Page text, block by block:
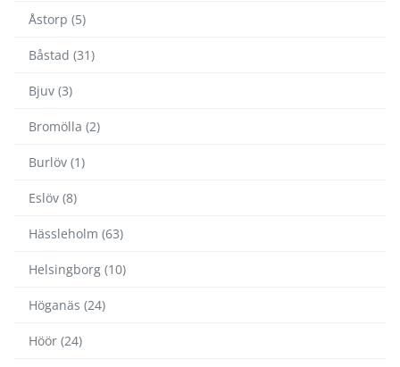
Åstorp (5)
Båstad (31)
Bjuv (3)
Bromölla (2)
Burlöv (1)
Eslöv (8)
Hässleholm (63)
Helsingborg (10)
Höganäs (24)
Höör (24)